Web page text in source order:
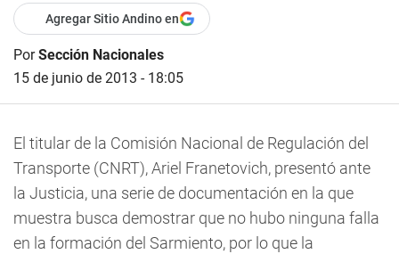
Agregar Sitio Andino en
PorSección Nacionales
15 de junio de 2013 - 18:05
El titular de la Comisión Nacional de Regulación del
Transporte (CNRT), Ariel Franetovich, presentó ante
la Justicia, una serie de documentación en la que
muestra busca demostrar que no hubo ninguna falla
en la formación del Sarmiento, por lo que la